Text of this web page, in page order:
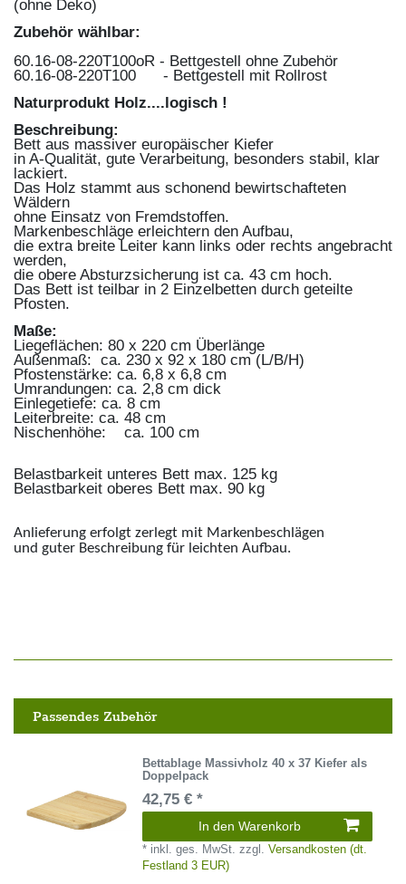
(ohne Deko)
Zubehör wählbar:
60.16-08-220T100oR - Bettgestell ohne Zubehör
60.16-08-220T100 - Bettgestell mit Rollrost
Naturprodukt Holz....logisch !
Beschreibung:
Bett aus massiver europäischer Kiefer
in A-Qualität, gute Verarbeitung, besonders stabil, klar
lackiert.
Das Holz stammt aus schonend bewirtschafteten
Wäldern
ohne Einsatz von Fremdstoffen.
Markenbeschläge erleichtern den Aufbau,
die extra breite Leiter kann links oder rechts angebracht
werden,
die obere Absturzsicherung ist ca. 43 cm hoch.
Das Bett ist teilbar in 2 Einzelbetten durch geteilte
Pfosten.
Maße:
Liegeflächen: 80 x 220 cm Überlänge
Außenmaß: ca. 230 x 92 x 180 cm (L/B/H)
Pfostenstärke: ca. 6,8 x 6,8 cm
Umrandungen: ca. 2,8 cm dick
Einlegetiefe: ca. 8 cm
Leiterbreite: ca. 48 cm
Nischenhöhe: ca. 100 cm
Belastbarkeit unteres Bett max. 125 kg
Belastbarkeit oberes Bett max. 90 kg
Anlieferung erfolgt zerlegt mit Markenbeschlägen
und guter Beschreibung für leichten Aufbau.
Passendes Zubehör
Bettablage Massivholz 40 x 37 Kiefer als
Doppelpack
42,75 € *
In den Warenkorb
* inkl. ges. MwSt. zzgl.Versandkosten (dt.
Festland 3 EUR)